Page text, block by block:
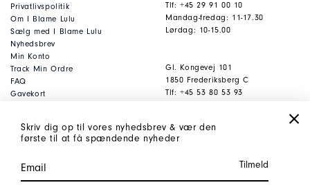
Skriv dig op til vores nyhedsbrev & vær den
første til at få spændende nyheder
Privatlivspolitik
Om I Blame Lulu
Sælg med I Blame Lulu
Nyhedsbrev
Min Konto
Track Min Ordre
FAQ
Gavekort
Tlf: +45 29 91 00 10
Mandag-fredag: 11-17.30
Lørdag: 10-15.00
Gl. Kongevej 101
1850 Frederiksberg C
Tlf: +45 53 80 53 93
Jægersborg Allé 19 webshop@iblamelulu.dk